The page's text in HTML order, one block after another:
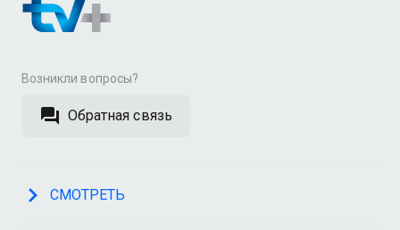
Возникли вопросы?
Обратная связь
СМОТРЕТЬ